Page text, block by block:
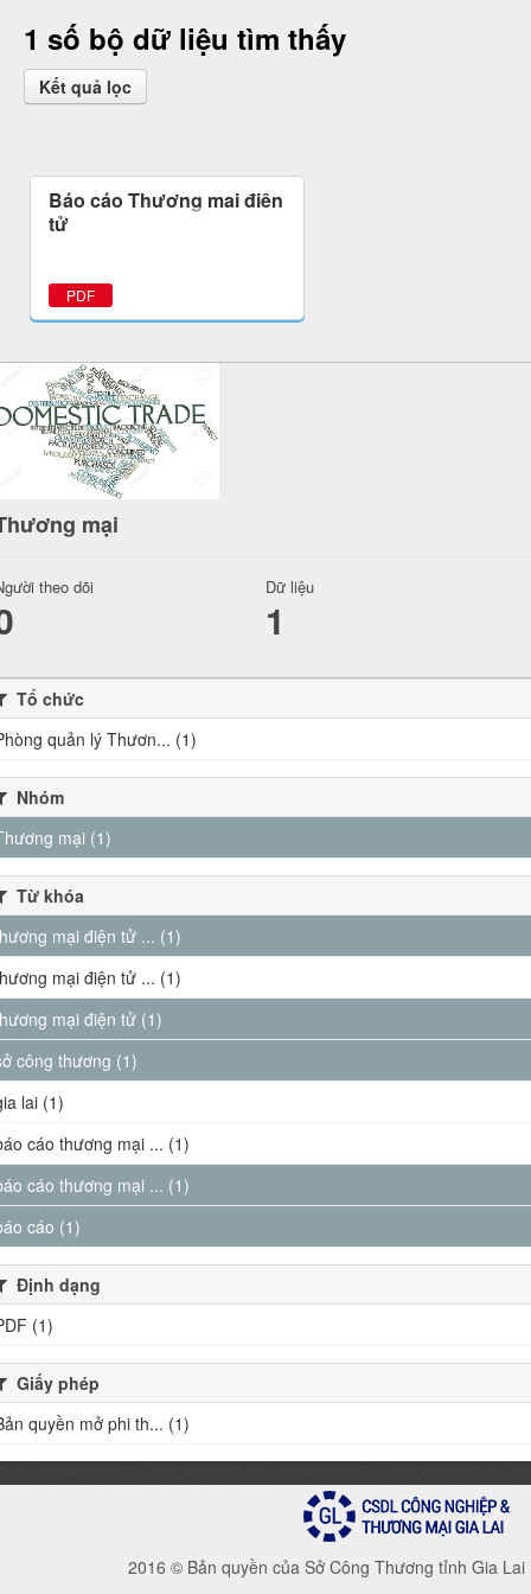
1 số bộ dữ liệu tìm thấy
Kết quả lọc
Báo cáo Thương mại điện
tử
PDF
mại
theo dõi Dữ liệu
1
Tổ chức
quản lý Thươn... (1)
Nhóm
mại (1)
Từ khóa
mại điện tử ... (1)
mại điện tử ... (1)
mại điện tử (1)
công thương (1)
lai (1)
cáo thương mại ... (1)
cáo thương mại ... (1)
cáo (1)
Định dạng
(1)
Giấy phép
quyền mở phi th... (1)
2016 © Bản quyền của Sở Công Thương tỉnh Gia Lai